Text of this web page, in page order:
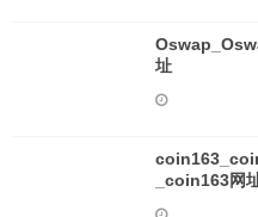
址
_coin163网